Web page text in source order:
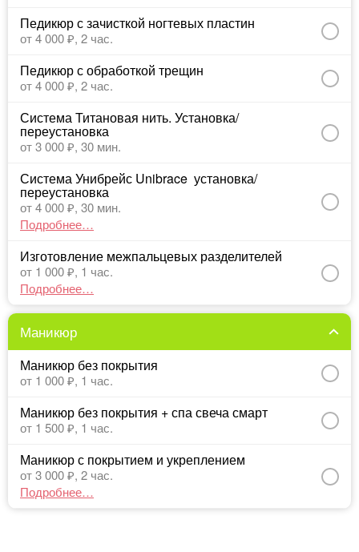
Педикюр с зачисткой ногтевых пластин
от 4 000 ₽, 2 час.
Педикюр с обработкой трещин
от 4 000 ₽, 2 час.
Система Титановая нить. Установка/
переустановка
от 3 000 ₽, 30 мин.
Система Унибрейс Unibrace  установка/
переустановка
от 4 000 ₽, 30 мин.
Подробнее…
Изготовление межпальцевых разделителей
от 1 000 ₽, 1 час.
Подробнее…
Маникюр
Маникюр без покрытия
от 1 000 ₽, 1 час.
Маникюр без покрытия + спа свеча смарт
от 1 500 ₽, 1 час.
Маникюр с покрытием и укреплением
от 3 000 ₽, 2 час.
Подробнее…